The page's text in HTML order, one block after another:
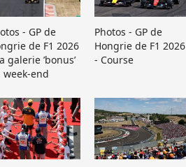
- GP de
de F1 2026
galerie ’bonus’
week-end
Photos - GP de
Hongrie de F1 2026
- Course